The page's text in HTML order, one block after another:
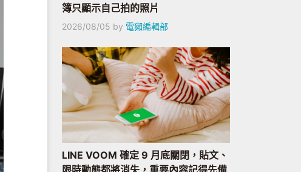
簿只顯示自己拍的照片
2026/08/05 by 電獺編輯部
LINE VOOM 確定 9 月底關閉，貼文、
限時動態都將消失，重要內容記得先備